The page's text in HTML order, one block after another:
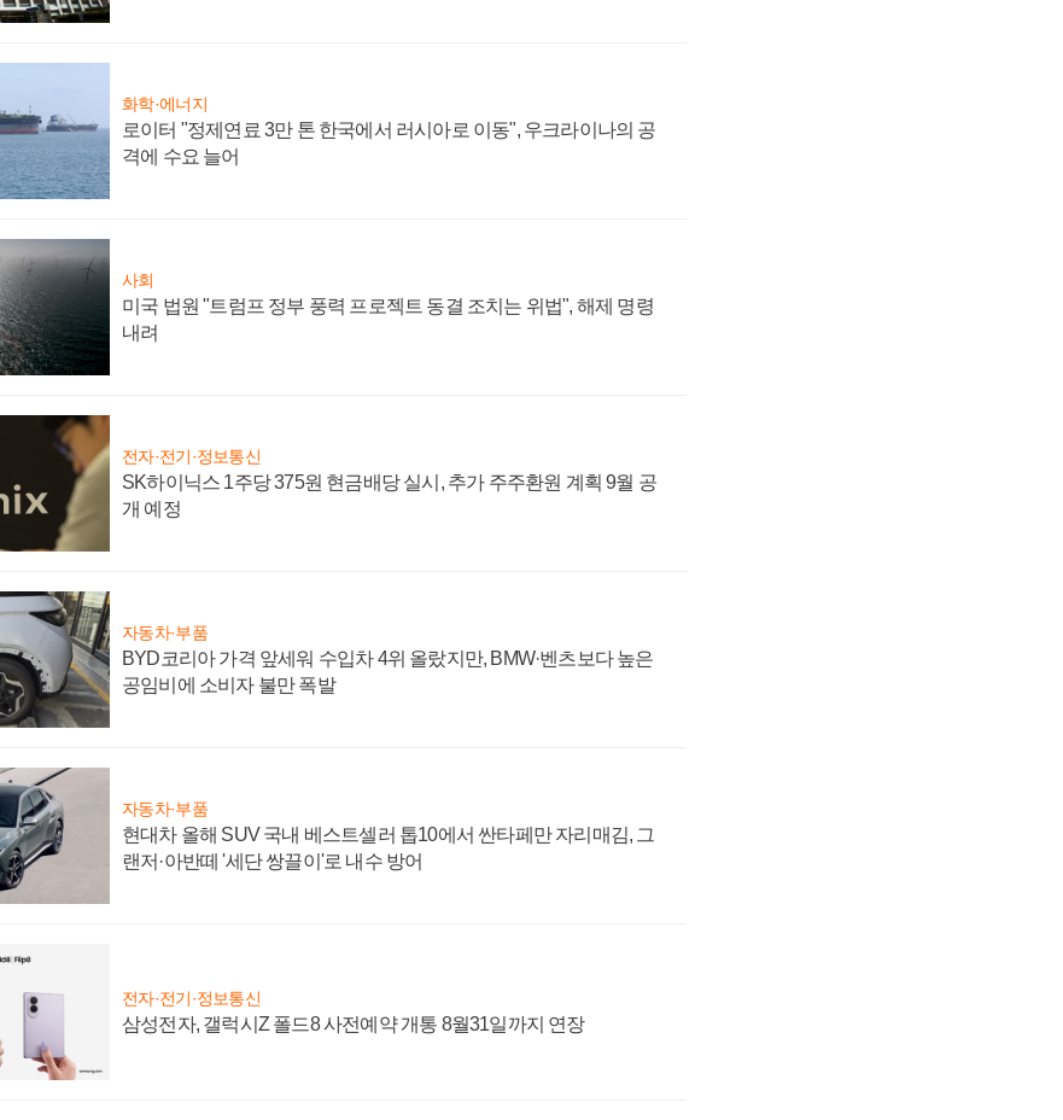
화학·에너지
로이터 "정제연료 3만 톤 한국에서 러시아로 이동", 우크라이나의 공
격에 수요 늘어
사회
미국 법원 "트럼프 정부 풍력 프로젝트 동결 조치는 위법", 해제 명령
내려
전자·전기·정보통신
SK하이닉스 1주당 375원 현금배당 실시, 추가 주주환원 계획 9월 공
개 예정
자동차·부품
BYD코리아 가격 앞세워 수입차 4위 올랐지만, BMW·벤츠보다 높은
공임비에 소비자 불만 폭발
자동차·부품
현대차 올해 SUV 국내 베스트셀러 톱10에서 싼타페만 자리매김, 그
랜저·아반떼 '세단 쌍끌이'로 내수 방어
전자·전기·정보통신
삼성전자, 갤럭시Z 폴드8 사전예약 개통 8월31일까지 연장